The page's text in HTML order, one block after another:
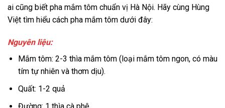
ai cũng biết pha mắm tôm chuẩn vị Hà Nội. Hãy cùng Hùng
Việt tìm hiểu cách pha mắm tôm dưới đây:
Nguyên liệu:
Mắm tôm: 2-3 thìa mắm tôm (loại mắm tôm ngon, có màu
tím tự nhiên và thơm dịu).
Quất: 1-2 quả
Đường: 1 thìa cà phê